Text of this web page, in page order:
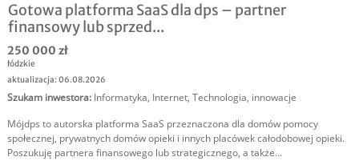
Gotowa platforma SaaS dla dps – partner
finansowy lub sprzed...
250 000 zł
łódzkie
aktualizacja: 06.08.2026
Szukam inwestora: Informatyka, Internet, Technologia, innowacje
Mójdps to autorska platforma SaaS przeznaczona dla domów pomocy
społecznej, prywatnych domów opieki i innych placówek całodobowej opieki.
Poszukuję partnera finansowego lub strategicznego, a także...